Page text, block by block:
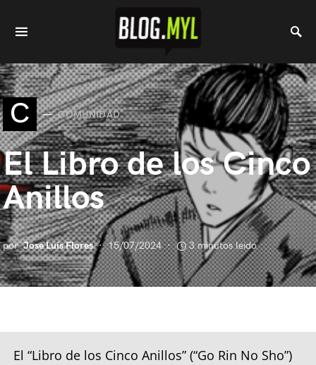
C COMUNIDAD
El Libro de los Cinco
Anillos
por Jose Luis Flores 15/07/2024 3 minutos leido
El “Libro de los Cinco Anillos” (“Go Rin No Sho”)